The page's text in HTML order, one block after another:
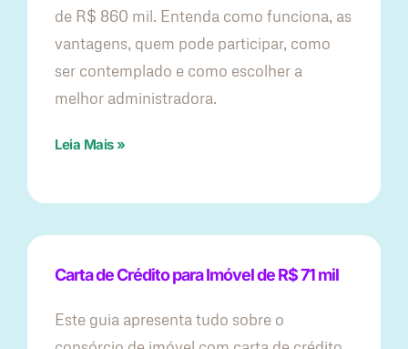
de R$ 860 mil. Entenda como funciona, as
vantagens, quem pode participar, como
ser contemplado e como escolher a
melhor administradora.
Leia Mais »
Carta de Crédito para Imóvel de R$ 71 mil
Este guia apresenta tudo sobre o